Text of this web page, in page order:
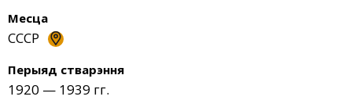
Месца
СССР
Перыяд стварэння
1920 — 1939 гг.